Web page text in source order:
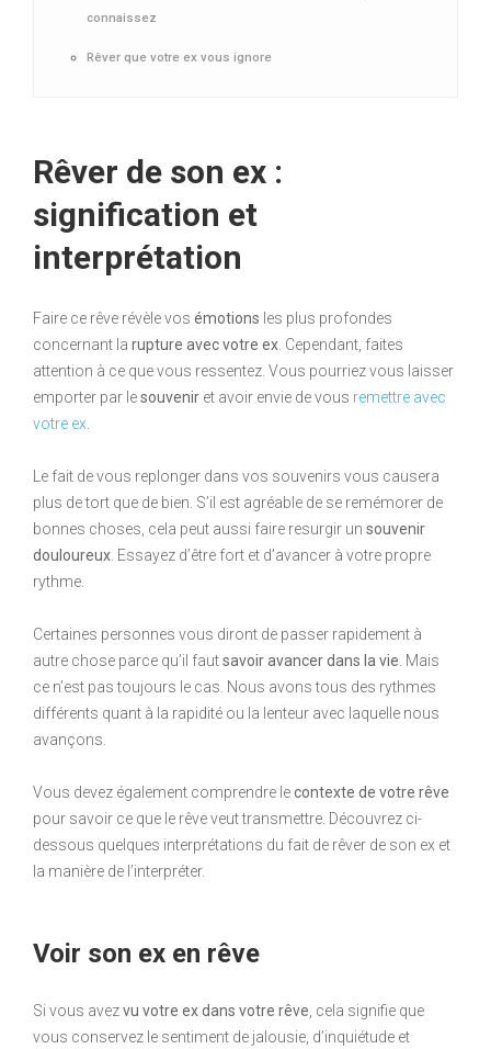
connaissez
Rêver que votre ex vous ignore
Rêver de son ex :
signification et
interprétation
Faire ce rêve révèle vos émotions les plus profondes
concernant la rupture avec votre ex . Cependant, faites
attention à ce que vous ressentez. Vous pourriez vous laisser
emporter par lesouvenir et avoir envie de vous remettre avec
votre ex
Le fait de vous replonger dans vos souvenirs vous causera
plus de tort que de bien. S’il est agréable de se remémorer de
bonnes choses, cela peut aussi faire resurgir un souvenir
douloureux . Essayez d’être fort et d’avancer à votre propre
rythme.
Certaines personnes vous diront de passer rapidement à
autre chose parce qu’il fautsavoir avancer dans la vie . Mais
ce n’est pas toujours le cas. Nous avons tous des rythmes
différents quant à la rapidité ou la lenteur avec laquelle nous
avançons.
Vous devez également comprendre lecontexte de votre rêve
pour savoir ce que le rêve veut transmettre. Découvrez ci-
dessous quelques interprétations du fait de rêver de son ex et
la manière de l’interpréter.
Voir son ex en rêve
Si vous avezvu votre ex dans votre rêve , cela signifie que
vous conservez le sentiment de jalousie, d’inquiétude et